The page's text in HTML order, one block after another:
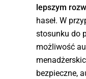
lepszym
haseł. W
stosunku do
możliwość
bezpieczne,